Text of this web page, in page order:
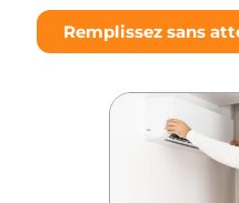
Remplissez sans